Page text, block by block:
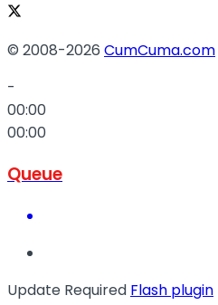
© 2008-2026 CumCuma.com
-
00:00
00:00
Queue
Update Required Flash plugin